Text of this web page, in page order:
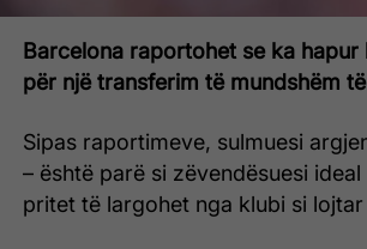
Barcelona raportohet se ka
për një transferim të mundshëm
Sipas raportimeve, sulmuesi
– është parë si zëvendësuesi
pritet të largohet nga klubi si lojtar